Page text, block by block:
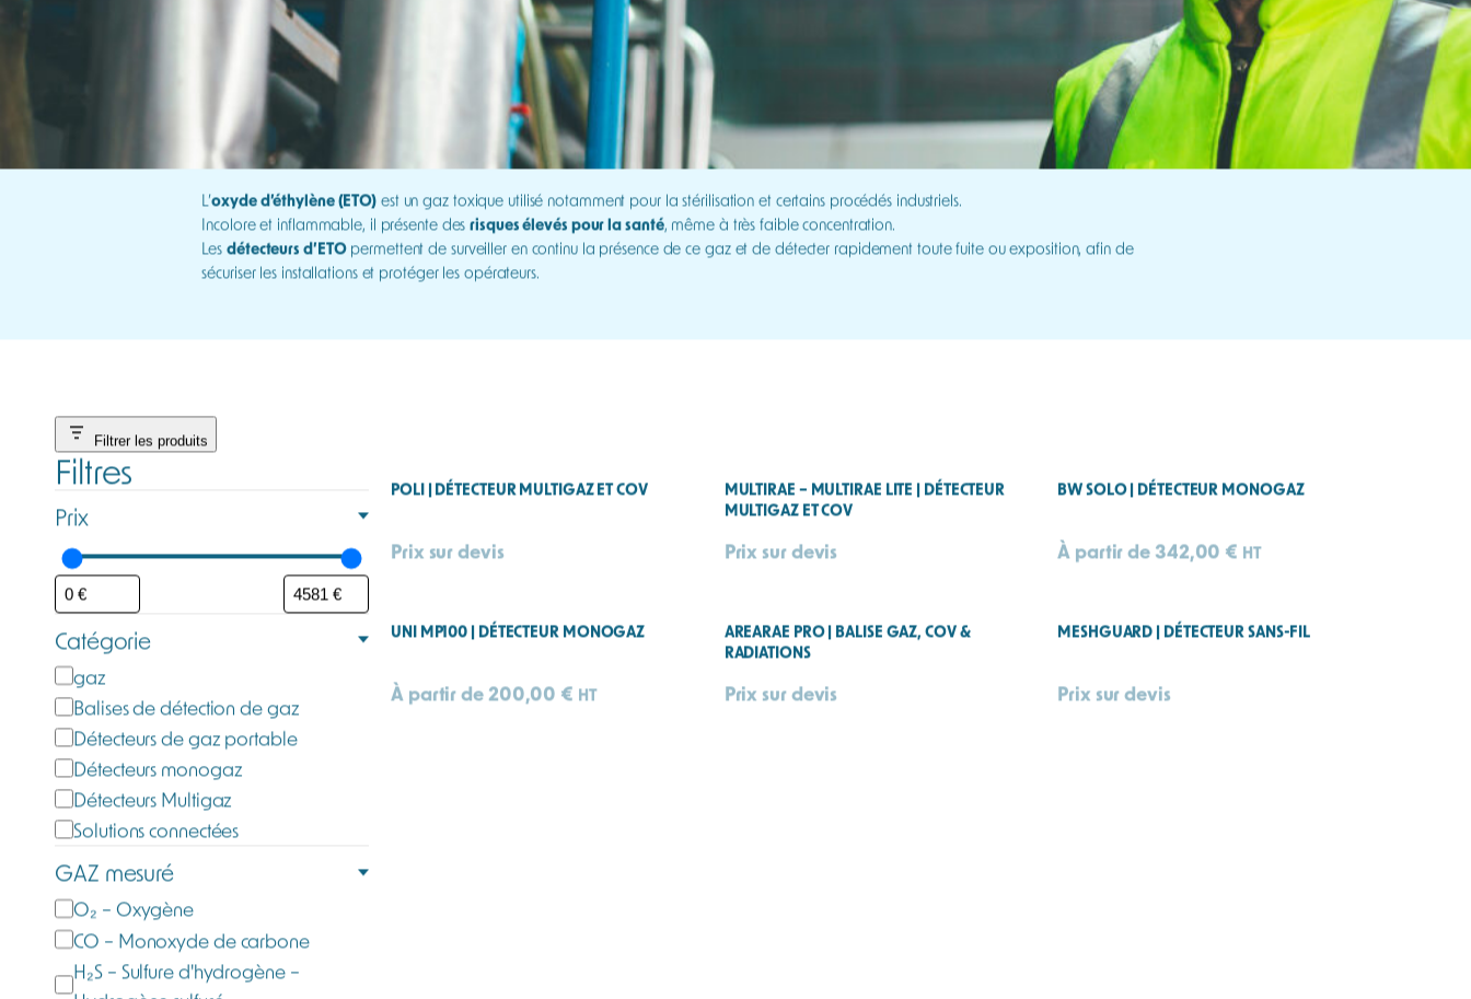
L’ oxyde d’éthylène (ETO) est un gaz toxique utilisé notamment pour la stérilisation et certains procédés industriels.
Incolore et inflammable, il présente des
risques élevés pour la santé
, même à très faible concentration.
Les
détecteurs d’ETO
permettent de surveiller en continu la présence de ce gaz et de détecter rapidement toute fuite ou exposition, afin de
sécuriser les installations et protéger les opérateurs.
Filtrer les produits
Filtres
Prix
Catégorie
C
a
t
é
g
o
r
i
e
gaz
Balises de détection de gaz
Détecteurs de gaz portable
Détecteurs monogaz
Détecteurs Multigaz
Solutions connectées
GAZ mesuré
G
a
z
O₂ – Oxygène
CO – Monoxyde de carbone
H₂S – Sulfure d'hydrogène –
Prix sur devis
MULTIRAE – MULTIRAE LITE | DÉTECTEUR
Prix sur devis À partir de 342,00 €
À partir de 200,00 €
AREARAE PRO | BALISE GAZ, COV &
Prix sur devis Prix sur devis